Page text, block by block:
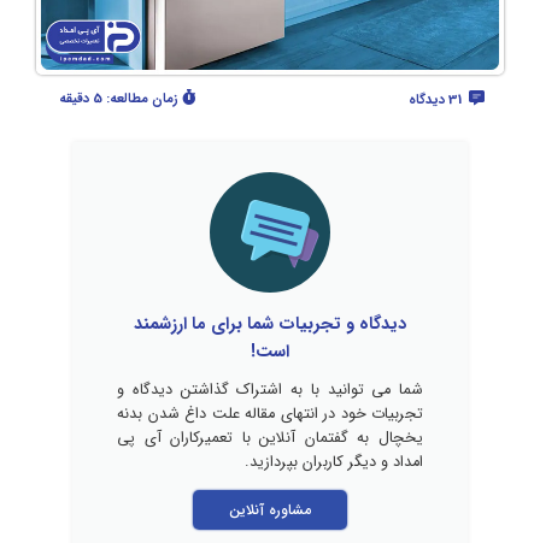
زمان مطالعه: 5 دقیقه
دیدگاه و تجربیات شما برای ما ارزشمند
است!
شما می توانید با به اشتراک گذاشتن دیدگاه و
تجربیات خود در انتهای مقاله علت داغ شدن بدنه
یخچال به گفتمان آنلاین با تعمیرکاران آی پی
امداد و دیگر کاربران بپردازید.
مشاوره آنلاین